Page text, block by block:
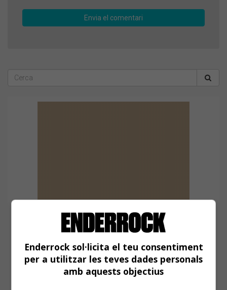
Enderrock sol·licita el teu consentiment
per a utilitzar les teves dades personals
amb aquests objectius